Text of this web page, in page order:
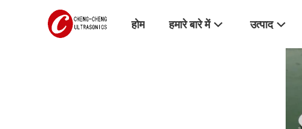
होम हमारे बारे में उत्पाद